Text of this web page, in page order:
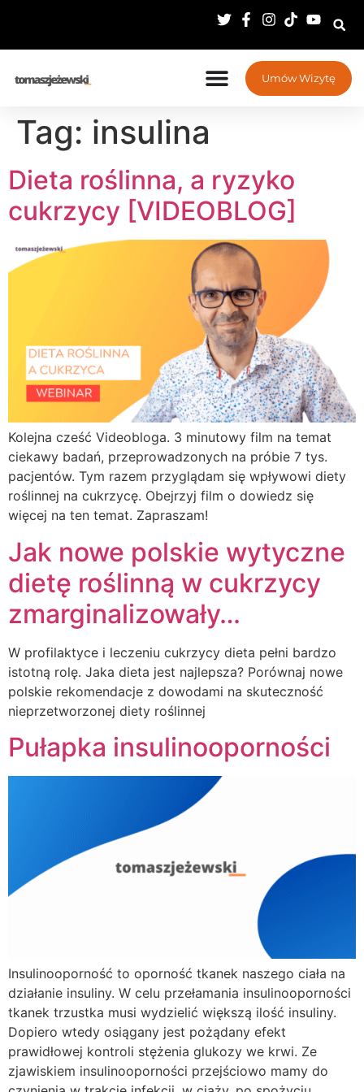
Umów Wizytę
Tag: insulina
Dieta roślinna, a ryzyko
cukrzycy [VIDEOBLOG]
Kolejna cześć Videobloga. 3 minutowy film na temat
ciekawy badań, przeprowadzonych na próbie 7 tys.
pacjentów. Tym razem przyglądam się wpływowi diety
roślinnej na cukrzycę. Obejrzyj film o dowiedz się
więcej na ten temat. Zapraszam!
Jak nowe polskie wytyczne
dietę roślinną w cukrzycy
zmarginalizowały…
W profilaktyce i leczeniu cukrzycy dieta pełni bardzo
istotną rolę. Jaka dieta jest najlepsza? Porównaj nowe
polskie rekomendacje z dowodami na skuteczność
nieprzetworzonej diety roślinnej
Pułapka insulinooporności
Insulinooporność to oporność tkanek naszego ciała na
działanie insuliny. W celu przełamania insulinooporności
tkanek trzustka musi wydzielić większą ilość insuliny.
Dopiero wtedy osiągany jest pożądany efekt
prawidłowej kontroli stężenia glukozy we krwi. Ze
zjawiskiem insulinooporności przejściowo mamy do